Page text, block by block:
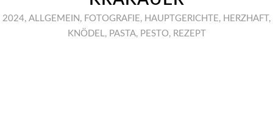
2024, ALLGEMEIN , FOTOGRAFIE, HAUPTGERICHTE, HERZHAFT ,
KNÖDEL, PASTA, PESTO, REZEPT